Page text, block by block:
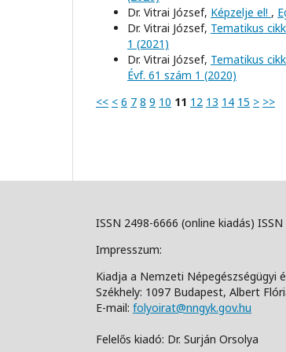
Dr. Vitrai József, Képzelje el! ,
Dr. Vitrai József, Tematikus
1 (2021)
Dr. Vitrai József, Tematikus
Évf. 61 szám 1 (2020)
<< < 6 7 8 9 10 11 12 13 14 15 > >>
ISSN 2498-6666 (online kiadás)
Impresszum:
Kiadja a Nemzeti Népegészségügyi
Székhely: 1097 Budapest, Albert
E-mail: folyoirat@nngyk.gov.hu
Felelős kiadó: Dr. Surján Orsolya